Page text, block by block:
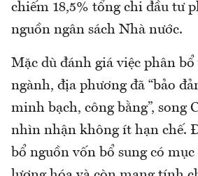
chiếm 18,5% tổng chi đầu tư
nguồn ngân sách Nhà nước.
Mặc dù đánh giá việc phân bổ
ngành, địa phương đã “bảo
minh bạch, công bằng”, song
nhìn nhận không ít hạn chế.
bổ nguồn vốn bổ sung có